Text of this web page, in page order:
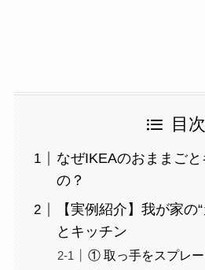
目次
なぜIKEAのおままご
の？
【実例紹介】我が家の
とキッチン
① 取っ手をスプレ